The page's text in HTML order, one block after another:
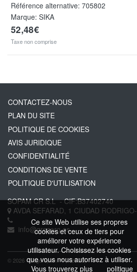
Référence alternative: 705802
Marque: SIKA
52,48€
Taxe non comprise
CONTACTEZ-NOUS
PLAN DU SITE
POLITIQUE DE COOKIES
AVIS JURIDIQUE
CONFIDENTIALITÉ
CONDITIONS DE VENTE
POLITIQUE D'UTILISATION
SOPAM CR S.L- CIF:B37402740
AVDA SEFARAD, 1 CIUDAD RODRIGO-
info@greserg.es
© 2026 - Sage Spain ™ (v.20.23)
Ce site Web utilise ses propres
cookies et ceux de tiers pour
améliorer votre expérience
utilisateur. Choisissez les cookies
que vous nous autorisez à utiliser.
Vous trouverez plus
politique